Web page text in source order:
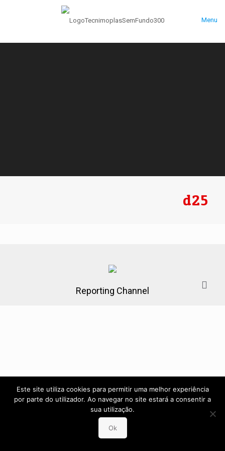
Menu
d25
Reporting Channel
Este site utiliza cookies para permitir uma melhor experiência
por parte do utilizador. Ao navegar no site estará a consentir a
sua utilização.
Ok